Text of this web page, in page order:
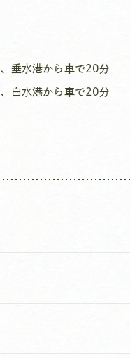
垂水港から車で20分
白水港から車で20分